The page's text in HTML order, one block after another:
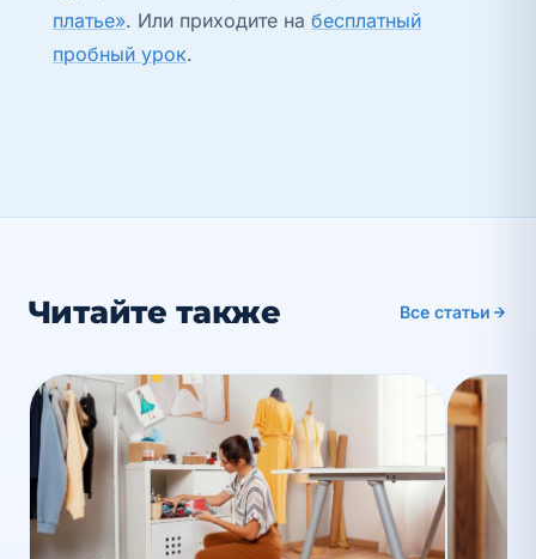
платье». Или приходите на бесплатный
пробный урок.
Читайте также Все статьи